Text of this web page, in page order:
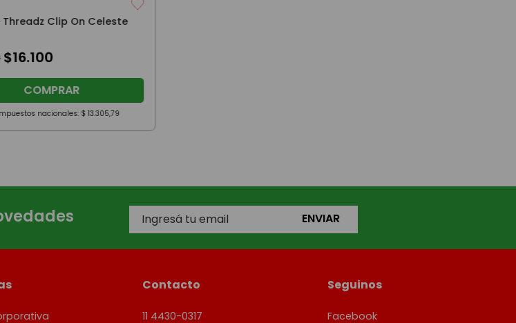
Threadz Clip On Celeste
$16.100
COMPRAR
nacionales: $ 13.305,79
ENVIAR
Contacto
11 4430-0317
Seguinos
Facebook